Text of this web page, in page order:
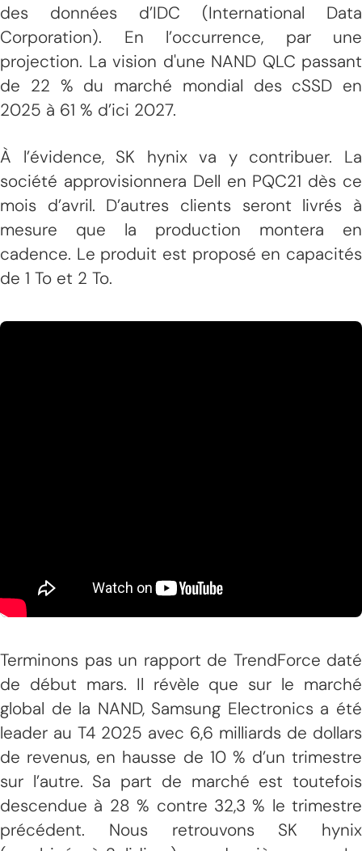
des données d’IDC (International Data
Corporation). En l’occurrence, par une
projection. La vision d'une NAND QLC passant
de 22 % du marché mondial des cSSD en
2025 à 61 % d’ici 2027.
À l’évidence, SK hynix va y contribuer. La
société approvisionnera Dell en PQC21 dès ce
mois d’avril. D’autres clients seront livrés à
mesure que la production montera en
cadence. Le produit est proposé en capacités
de 1 To et 2 To.
Terminons pas un rapport de TrendForce daté
de début mars. Il révèle que sur le marché
global de la NAND, Samsung Electronics a été
leader au T4 2025 avec 6,6 milliards de dollars
de revenus, en hausse de 10 % d’un trimestre
sur l’autre. Sa part de marché est toutefois
descendue à 28 % contre 32,3 % le trimestre
précédent. Nous retrouvons SK hynix